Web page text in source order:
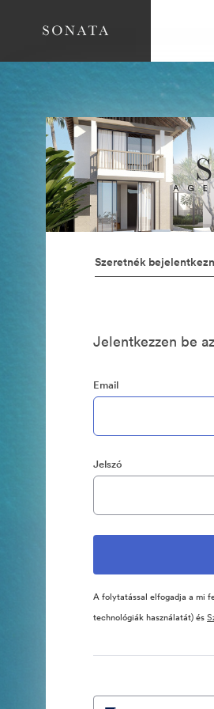
Szeretnék
Jelentkezzen be
Email
Jelszó
A folytatással elfogadja a mi
technológiák használatát) és